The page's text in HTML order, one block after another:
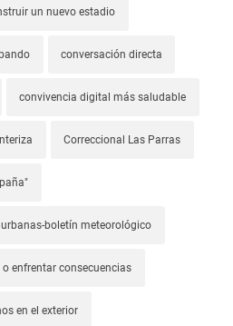
un nuevo estadio
conversación directa
convivencia digital más saludable
Correccional Las Parras
boletín meteorológico
enfrentar consecuencias
en el exterior